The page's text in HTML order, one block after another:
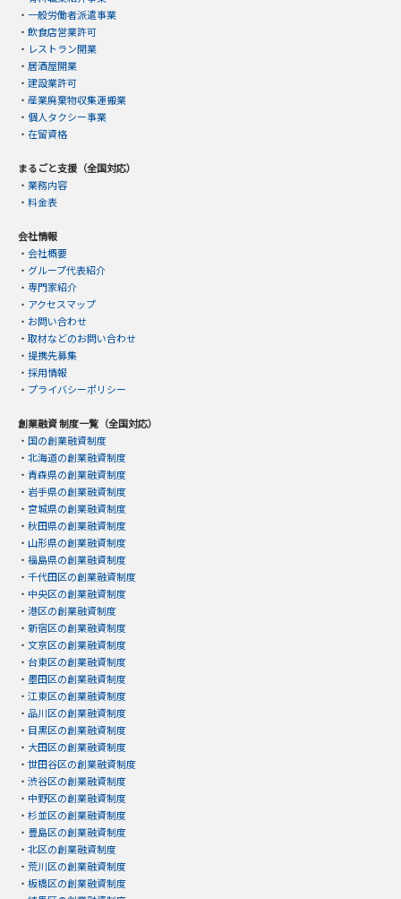
・ 一般労働者派遣事業
・ 飲食店営業許可
・ レストラン開業
・ 居酒屋開業
・ 建設業許可
・ 産業廃棄物収集運搬業
・ 個人タクシー事業
・ 在留資格
まるごと支援（全国対応）
・ 業務内容
・ 料金表
会社情報
・ 会社概要
・ グループ代表紹介
・ 専門家紹介
・ アクセスマップ
・ お問い合わせ
・ 取材などのお問い合わせ
・ 提携先募集
・ 採用情報
・ プライバシーポリシー
創業融資 制度一覧（全国対応）
・ 国の創業融資制度
・ 北海道の創業融資制度
・ 青森県の創業融資制度
・ 岩手県の創業融資制度
・ 宮城県の創業融資制度
・ 秋田県の創業融資制度
・ 山形県の創業融資制度
・ 福島県の創業融資制度
・ 千代田区の創業融資制度
・ 中央区の創業融資制度
・ 港区の創業融資制度
・ 新宿区の創業融資制度
・ 文京区の創業融資制度
・ 台東区の創業融資制度
・ 墨田区の創業融資制度
・ 江東区の創業融資制度
・ 品川区の創業融資制度
・ 目黒区の創業融資制度
・ 大田区の創業融資制度
・ 世田谷区の創業融資制度
・ 渋谷区の創業融資制度
・ 中野区の創業融資制度
・ 杉並区の創業融資制度
・ 豊島区の創業融資制度
・ 北区の創業融資制度
・ 荒川区の創業融資制度
・ 板橋区の創業融資制度